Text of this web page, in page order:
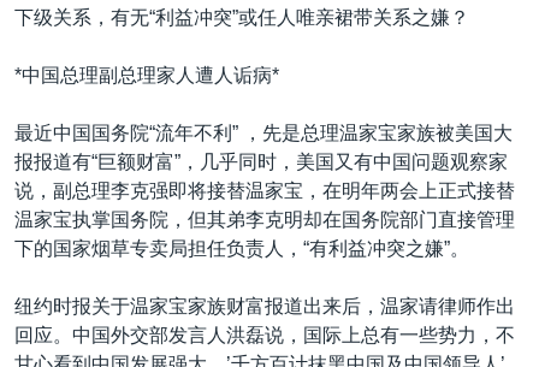
台海两岸关系
关注新疆
GEN Z 看美国
其他语言网站
下级关系，有无“利益冲突”或任人唯亲裙带关系之嫌？
*中国总理副总理家人遭人诟病*
最近中国国务院“流年不利” ，先是总理温家宝家族被美国大
报报道有“巨额财富”，几乎同时，美国又有中国问题观察家
说，副总理李克强即将接替温家宝，在明年两会上正式接替
温家宝执掌国务院，但其弟李克明却在国务院部门直接管理
下的国家烟草专卖局担任负责人，“有利益冲突之嫌”。
纽约时报关于温家宝家族财富报道出来后，温家请律师作出
回应。中国外交部发言人洪磊说，国际上总有一些势力，不